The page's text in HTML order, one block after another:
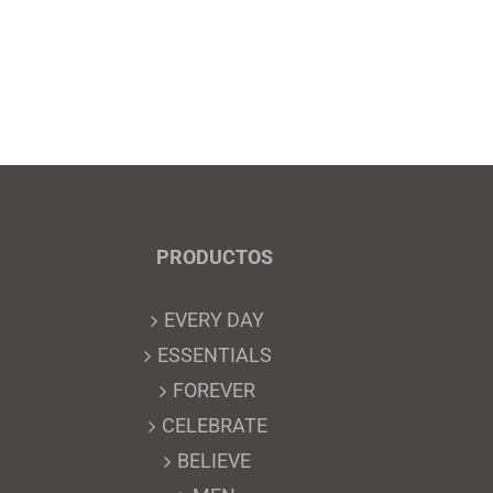
PRODUCTOS
EVERY DAY
ESSENTIALS
FOREVER
CELEBRATE
BELIEVE